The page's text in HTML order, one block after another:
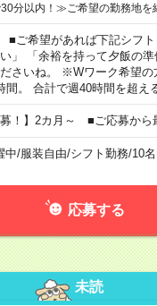
分以内！≫ご希望の勤務地を
■ご希望があれば下記シフ
」 「余裕を持って夕飯の
さいね。 ※Wワーク希望の
間。 合計で週40時間を超え
募！】2カ月～ ■ご応募から
中/服装自由/シフト勤務/10
応募する
未読